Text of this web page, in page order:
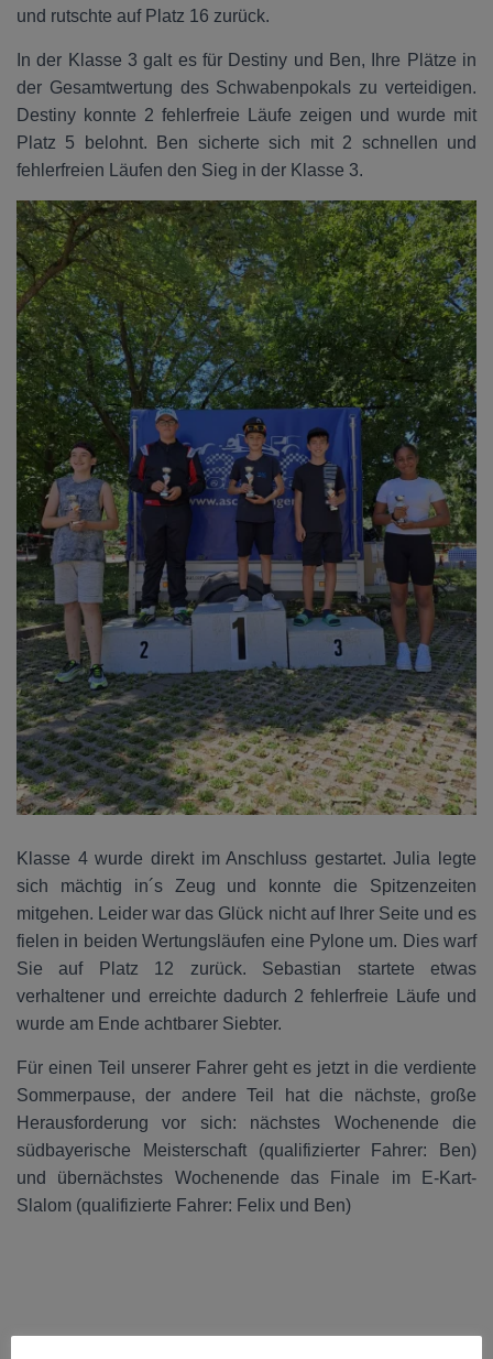
und rutschte auf Platz 16 zurück.
In der Klasse 3 galt es für Destiny und Ben, Ihre Plätze in
der Gesamtwertung des Schwabenpokals zu verteidigen.
Destiny konnte 2 fehlerfreie Läufe zeigen und wurde mit
Platz 5 belohnt. Ben sicherte sich mit 2 schnellen und
fehlerfreien Läufen den Sieg in der Klasse 3.
Klasse 4 wurde direkt im Anschluss gestartet. Julia legte
sich mächtig in´s Zeug und konnte die Spitzenzeiten
mitgehen. Leider war das Glück nicht auf Ihrer Seite und es
fielen in beiden Wertungsläufen eine Pylone um. Dies warf
Sie auf Platz 12 zurück. Sebastian startete etwas
verhaltener und erreichte dadurch 2 fehlerfreie Läufe und
wurde am Ende achtbarer Siebter.
Für einen Teil unserer Fahrer geht es jetzt in die verdiente
Sommerpause, der andere Teil hat die nächste, große
Herausforderung vor sich: nächstes Wochenende die
südbayerische Meisterschaft (qualifizierter Fahrer: Ben)
und übernächstes Wochenende das Finale im E-Kart-
Slalom (qualifizierte Fahrer: Felix und Ben)